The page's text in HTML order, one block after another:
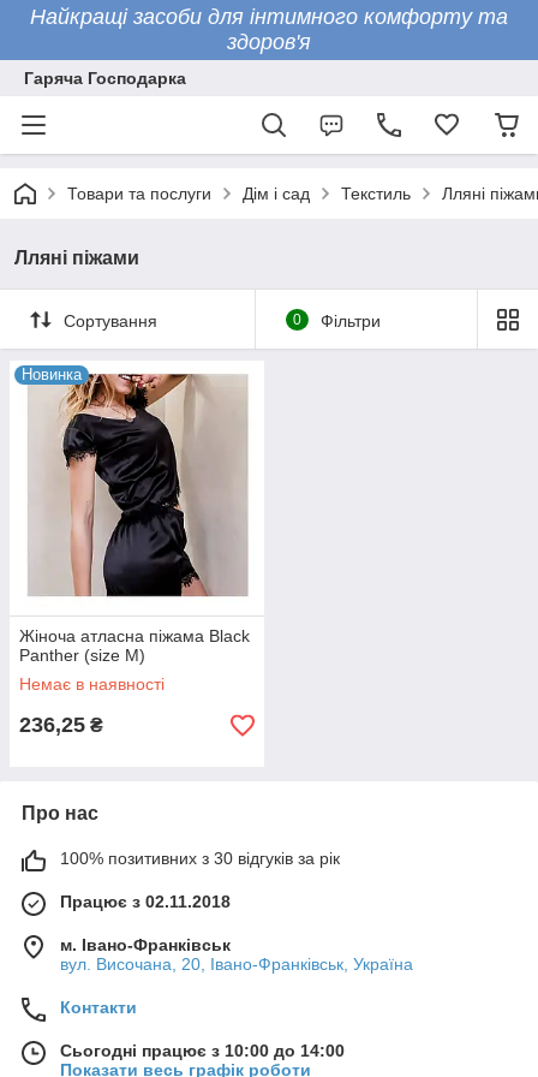
Найкращі засоби для інтимного комфорту та
здоров'я
Гаряча Господарка
Товари та послуги Дім і сад Текстиль Лляні
Лляні піжами
Сортування 0 Фільтри
Новинка
Жіноча атласна піжама Black
Panther (size М)
Немає в наявності
236,25 ₴
Про нас
100% позитивних з 30 відгуків за рік
Працює з 02.11.2018
м. Івано-Франківськ
вул. Височана, 20, Івано-Франківськ, Україна
Контакти
Сьогодні працює з 10:00 до 14:00
Показати весь графік роботи